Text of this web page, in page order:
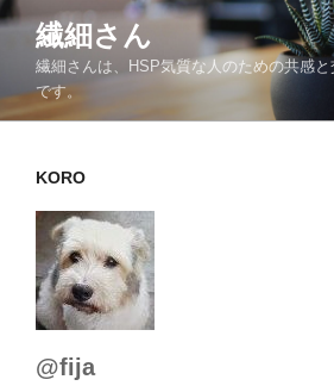
コ
ン
ツ
繊細さん
繊細さんは、HSP気質な人のための共感
です。
KORO
@fija